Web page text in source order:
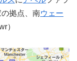
拠点、南ウェー
）